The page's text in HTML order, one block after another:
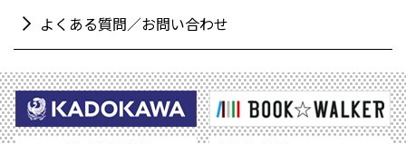
よくある質問／お問い合わせ